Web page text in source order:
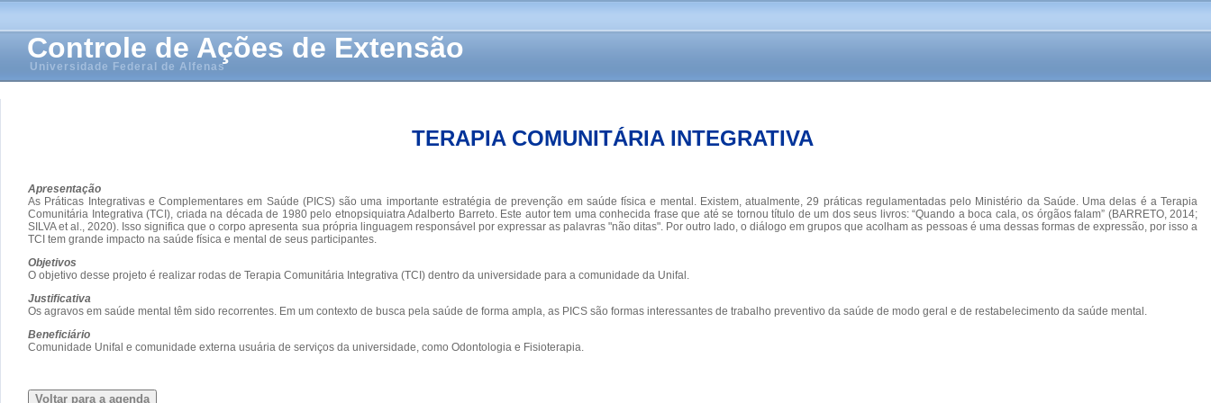
Controle de Ações de Extensão
Universidade Federal de Alfenas
TERAPIA COMUNITÁRIA INTEGRATIVA
Apresentação
As Práticas Integrativas e Complementares em Saúde (PICS) são uma importante estratégia de prevenção em saúde física e mental. Existem, atualmente, 29 práticas regulamentadas pelo Ministério da Saúde. Uma delas é a Terapia
Comunitária Integrativa (TCI), criada na década de 1980 pelo etnopsiquiatra Adalberto Barreto. Este autor tem uma conhecida frase que até se tornou título de um dos seus livros: “Quando a boca cala, os órgãos falam” (BARRETO, 2014;
SILVA et al., 2020). Isso significa que o corpo apresenta sua própria linguagem responsável por expressar as palavras "não ditas". Por outro lado, o diálogo em grupos que acolham as pessoas é uma dessas formas de expressão, por isso a
TCI tem grande impacto na saúde física e mental de seus participantes.
Objetivos
O objetivo desse projeto é realizar rodas de Terapia Comunitária Integrativa (TCI) dentro da universidade para a comunidade da Unifal.
Justificativa
Os agravos em saúde mental têm sido recorrentes. Em um contexto de busca pela saúde de forma ampla, as PICS são formas interessantes de trabalho preventivo da saúde de modo geral e de restabelecimento da saúde mental.
Beneficiário
Comunidade Unifal e comunidade externa usuária de serviços da universidade, como Odontologia e Fisioterapia.
Voltar para a agenda